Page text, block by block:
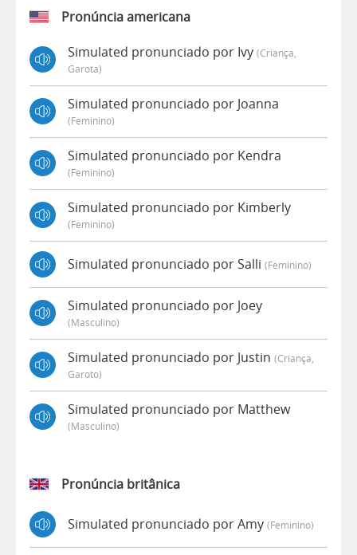
Pronúncia americana
Simulated pronunciado por Ivy (criança,
Garota)
Simulated pronunciado por Joanna
(feminino)
Simulated pronunciado por Kendra
(feminino)
Simulated pronunciado por Kimberly
(feminino)
Simulated pronunciado por Salli (feminino)
Simulated pronunciado por Joey
(masculino)
Simulated pronunciado por Justin (criança,
Garoto)
Simulated pronunciado por Matthew
(masculino)
Pronúncia britânica
Simulated pronunciado por Amy (feminino)